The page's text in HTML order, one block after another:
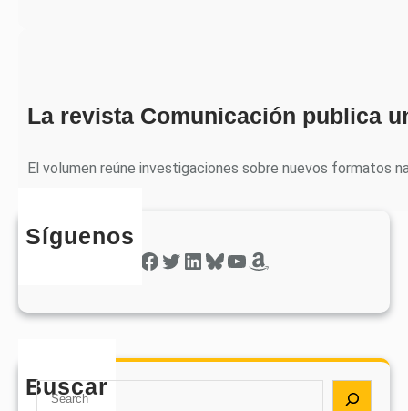
La revista Comunicación publica
El volumen reúne investigaciones sobre nuevos formatos
Síguenos
Facebook Twitter LinkedIn Bluesky YouTube Amazon
Buscar
S